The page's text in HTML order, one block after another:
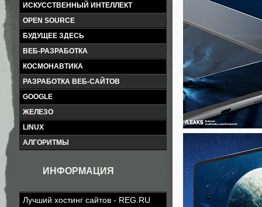
ИСКУССТВЕННЫЙ ИНТЕЛЛЕКТ
OPEN SOURCE
БУДУЩЕЕ ЗДЕСЬ
ВЕБ-РАЗРАБОТКА
КОСМОНАВТИКА
РАЗРАБОТКА ВЕБ-САЙТОВ
GOOGLE
ЖЕЛЕЗО
LINUX
АЛГОРИТМЫ
ИНФОРМАЦИЯ
Лучший хостинг сайтов - REG.RU